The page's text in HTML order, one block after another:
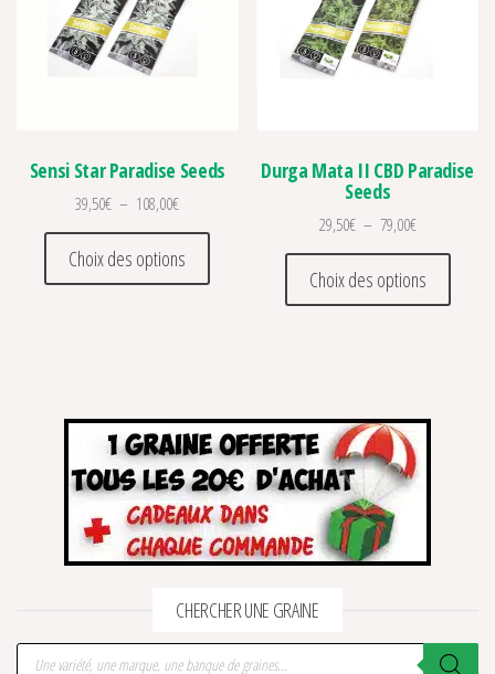
Sensi Star Paradise Seeds
39,50€ – 108,00€Plage de prix : 39,50€ à 108,00€
Choix des options
Ce produit a plusieurs variations. Les
Durga Mata II CBD Paradise
Seeds
29,50€ – 79,00€Plage de prix
Choix des options
Ce
CHERCHER UNE GRAINE
Recherche de produits